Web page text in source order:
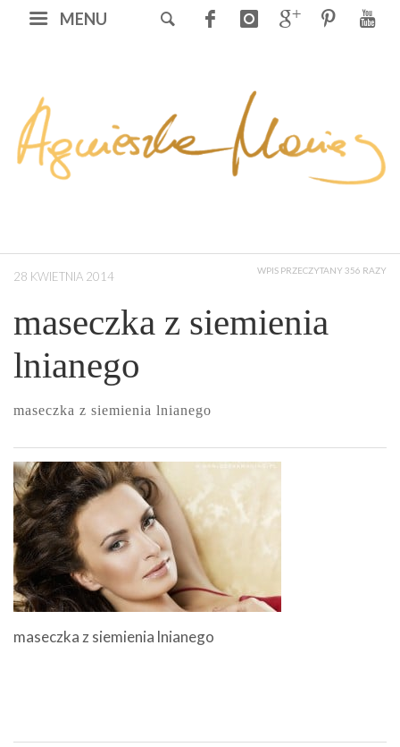
MENU
28 KWIETNIA 2014 WPIS PRZECZYTANY 356 RAZY
maseczka z siemienia
lnianego
maseczka z siemienia lnianego
maseczka z siemienia lnianego